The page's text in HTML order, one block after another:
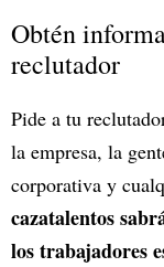
Obtén
reclutador
Pide a tu
la empresa, la
corporativa y
cazatalentos
los trabajadores